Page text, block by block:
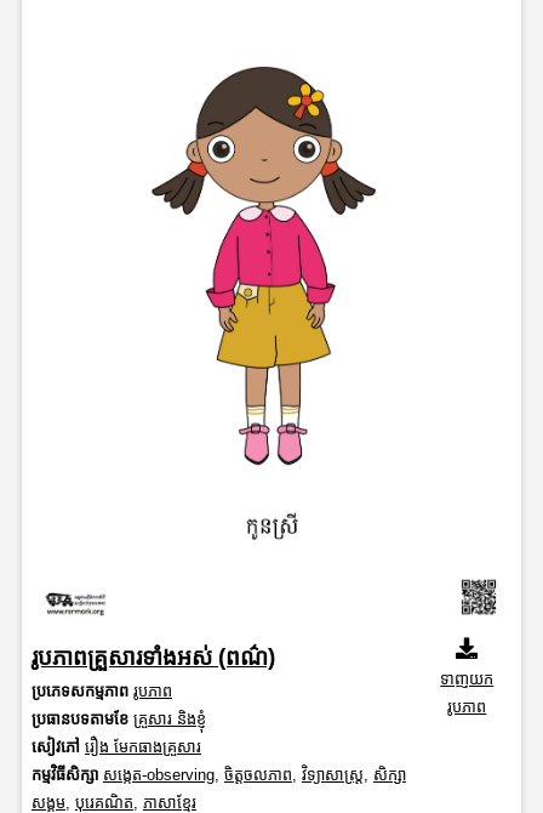
រូបភាពគ្រួសារទាំងអស់ (ពណ៌)
ប្រភេទសកម្មភាព រូបភាព
ប្រធានបទតាមខែ គ្រួសារ និងខ្ញុំ
សៀវភៅ រឿង មែកធាងគ្រួសារ
កម្មវិធីសិក្សា សង្កេត-observing, ចិត្តចលភាព វិទ្យាសាស្រ្ត
សិក្សា
សង្គម, បុរេគណិត ភាសាខ្មែរ
ទាញយក
រូបភាព